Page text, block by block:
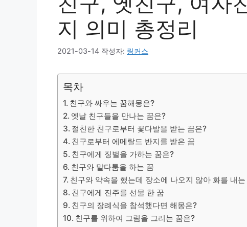
지 의미 총정리
2021-03-14 작성자: 링커스
목차
친구와 싸우는 꿈해몽은?
옛날 친구들을 만나는 꿈은?
절친한 친구로부터 꽃다발을 받는 꿈은?
친구로부터 에메랄드 반지를 받은 꿈
친구에게 징벌을 가하는 꿈은?
친구와 말다툼을 하는 꿈
친구와 약속을 했는데 장소에 나오지 않아 화를 내
​친구에게 진주를 선물 한 꿈
친구의 장례식을 참석했다면 해몽은?
친구를 위하여 그림을 그리는 꿈은?